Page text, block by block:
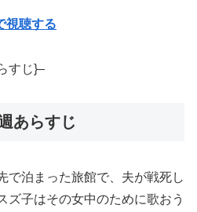
視聴する
すじ}–
あらすじ
で泊まった旅館で、夫が戦死し
ズ子はその女中のために歌おう